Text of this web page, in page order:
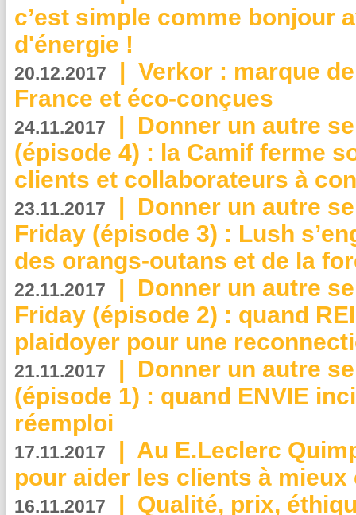
c’est simple comme bonjour
d'énergie !
20.12.2017 | Verkor : marque
France et éco-conçues
24.11.2017 | Donner un autre
(épisode 4) : la Camif ferme
clients et collaborateurs à
23.11.2017 | Donner un autre
Friday (épisode 3) : Lush
des orangs-outans et de la
22.11.2017 | Donner un autre
Friday (épisode 2) : quand
plaidoyer pour une
21.11.2017 | Donner un autre
(épisode 1) : quand ENVIE
réemploi
17.11.2017 | Au E.Leclerc
pour aider les clients à
16.11.2017 | Qualité, prix,